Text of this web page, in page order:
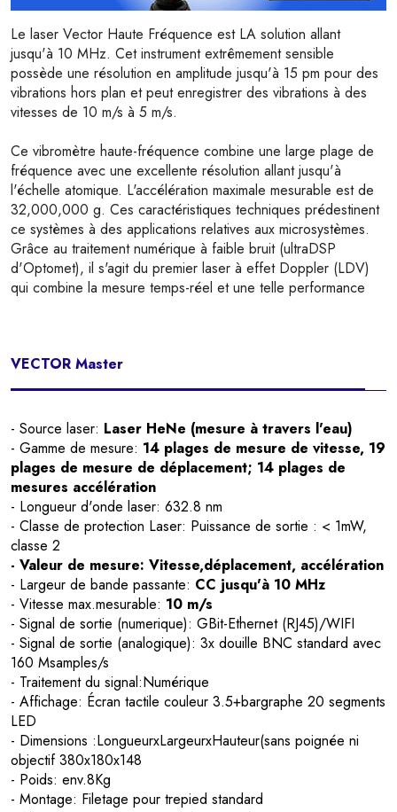
Le laser Vector Haute Fréquence est LA solution allant
jusqu'à 10 MHz. Cet instrument extrêmement sensible
possède une résolution en amplitude jusqu'à 15 pm pour des
vibrations hors plan et peut enregistrer des vibrations à des
vitesses de 10 m/s à 5 m/s.
Ce vibromètre haute-fréquence combine une large plage de
fréquence avec une excellente résolution allant jusqu'à
l'échelle atomique. L'accélération maximale mesurable est de
32,000,000 g. Ces caractéristiques techniques prédestinent
ce systèmes à des applications relatives aux microsystèmes.
Grâce au traitement numérique à faible bruit (ultraDSP
d'Optomet), il s'agit du premier laser à effet Doppler (LDV)
qui combine la mesure temps-réel et une telle performance
VECTOR Master
- Source laser: Laser HeNe (mesure à travers l'eau)
- Gamme de mesure: 14 plages de mesure de vitesse, 19
plages de mesure de déplacement; 14 plages de
mesures accélération
- Longueur d'onde laser: 632.8 nm
- Classe de protection Laser: Puissance de sortie : < 1mW,
classe 2
- Valeur de mesure: Vitesse,déplacement, accélération
- Largeur de bande passante: CC jusqu'à 10 MHz
- Vitesse max.mesurable: 10 m/s
- Signal de sortie (numerique): GBit-Ethernet (RJ45)/WIFI
- Signal de sortie (analogique): 3x douille BNC standard avec
160 Msamples/s
- Traitement du signal:Numérique
- Affichage: Écran tactile couleur 3.5+bargraphe 20 segments
LED
- Dimensions :LongueurxLargeurxHauteur(sans poignée ni
objectif 380x180x148
- Poids: env.8Kg
- Montage: Filetage pour trepied standard